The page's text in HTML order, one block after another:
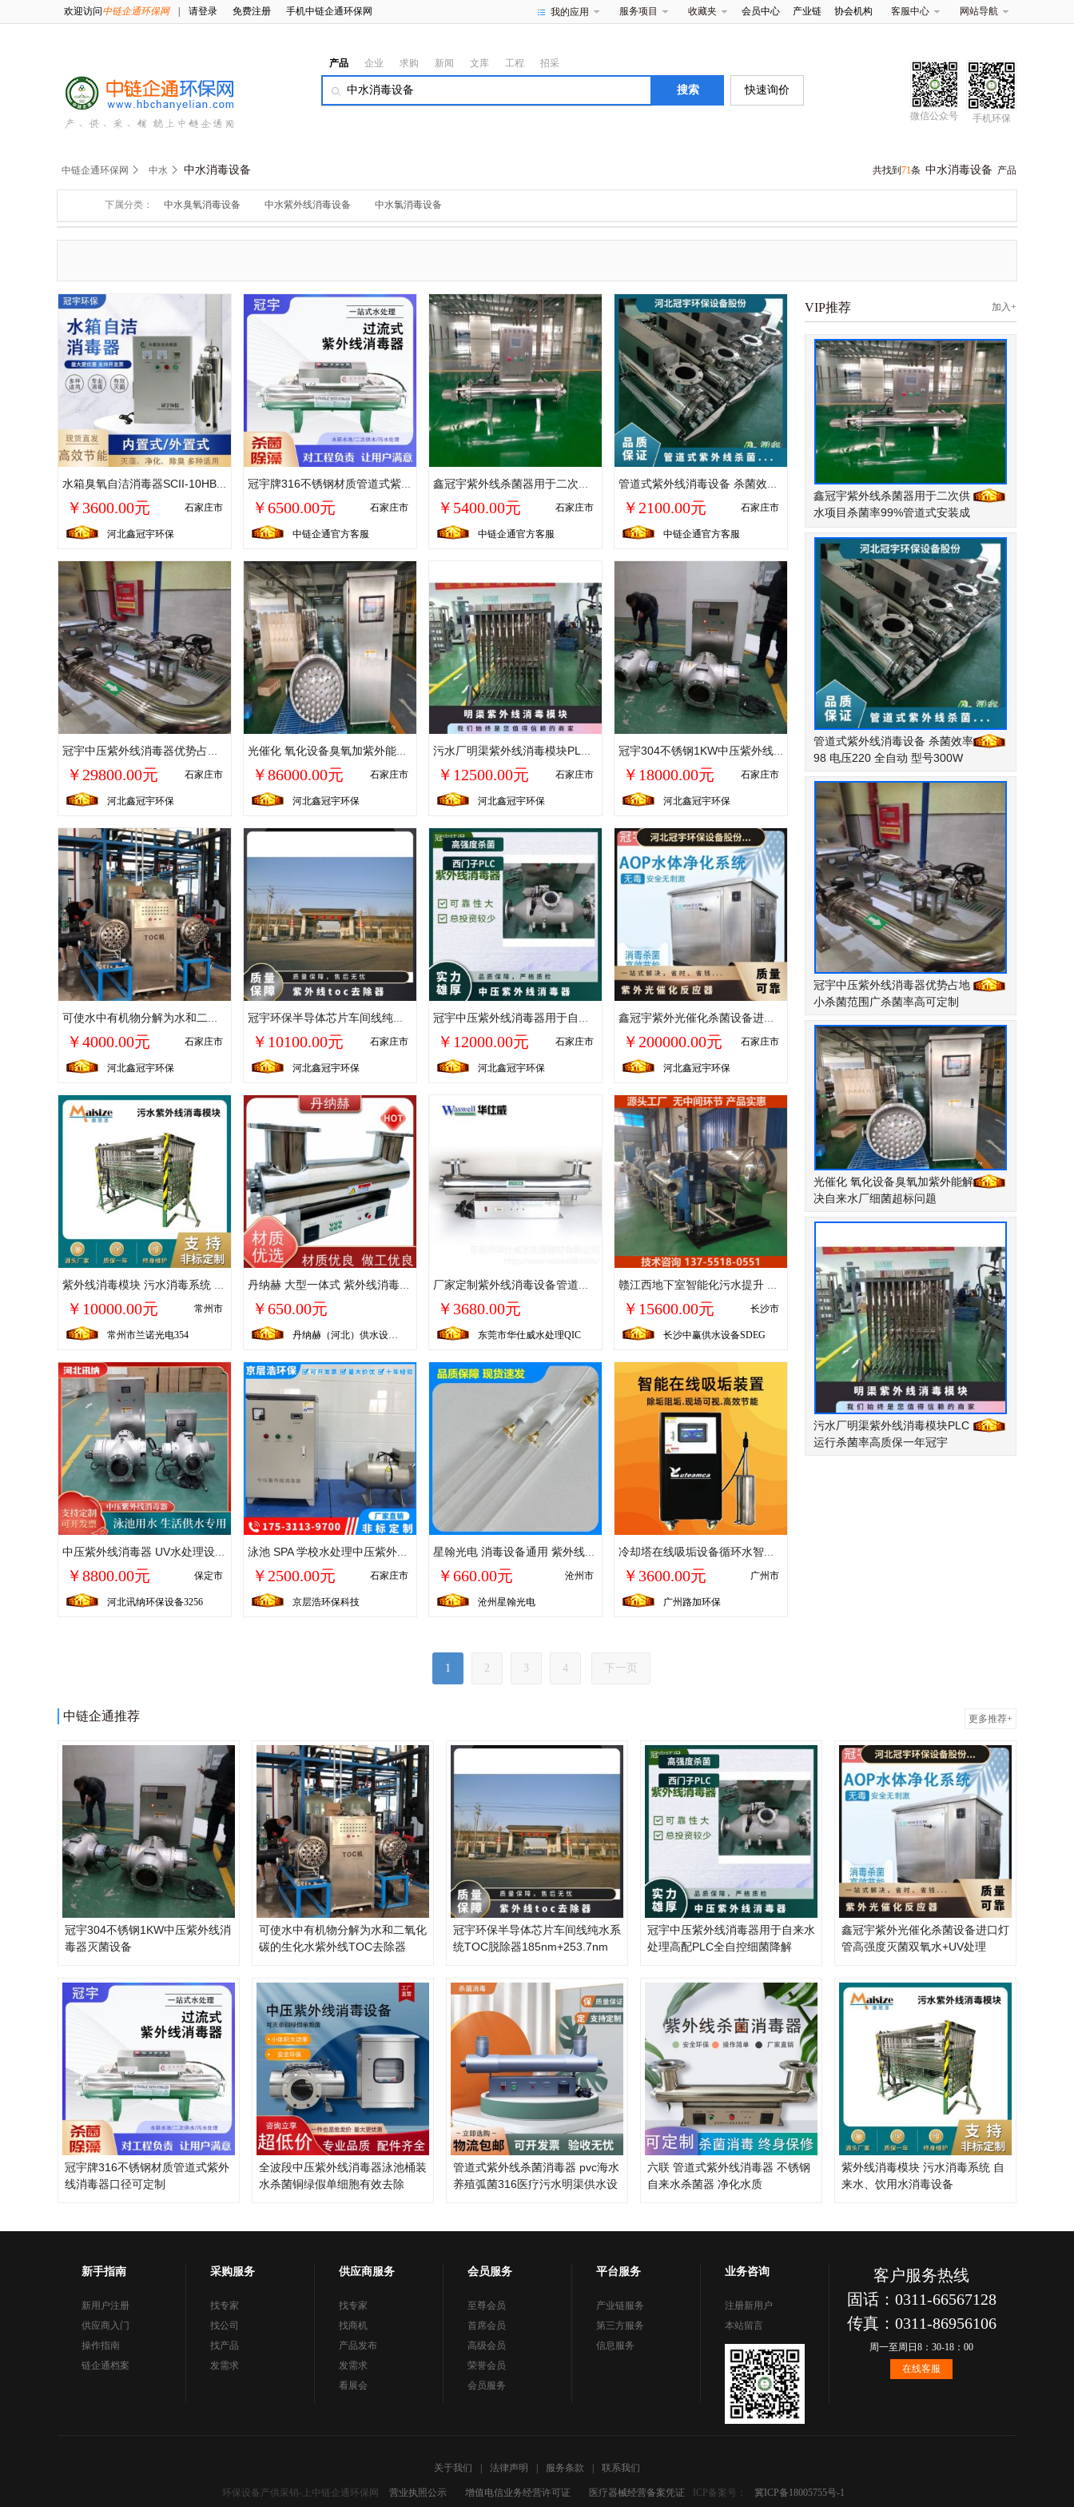
欢迎访问中链企通环保网 请登录 免费注册 手机中链企通环保网 我的应用 服务项目 收藏夹 会员中心 产业链 协会机构 客服中心 网站导航
产品 企业 求购 新闻 文库 工程 招采
快速询价
微信公众号 手机环保
中链企通环保网 中水 中水消毒设备 共找到 71条 中水消毒设备 产品
下属分类： 中水臭氧消毒设备 中水紫外线消毒设备 中水氯消毒设备
水箱臭氧自洁消毒器SCII-10HB型鑫冠宇外置式杀菌器DN25口径
￥3600.00元 石家庄市
河北鑫冠宇环保
冠宇牌316不锈钢材质管道式紫外线消毒器口径可定制
￥6500.00元 石家庄市
中链企通官方客服
鑫冠宇紫外线杀菌器用于二次供水项目杀菌率99%管道式安装成本低
￥5400.00元 石家庄市
中链企通官方客服
管道式紫外线消毒设备 杀菌效率98 电压220 全自动 型号300W
￥2100.00元 石家庄市
中链企通官方客服
冠宇中压紫外线消毒器优势占地小杀菌范围广杀菌率高可定制
￥29800.00元 石家庄市
河北鑫冠宇环保
光催化 氧化设备臭氧加紫外能解决自来水厂细菌超标问题
￥86000.00元 石家庄市
河北鑫冠宇环保
污水厂明渠紫外线消毒模块PLC运行杀菌率高质保一年冠宇
￥12500.00元 石家庄市
河北鑫冠宇环保
冠宇304不锈钢1KW中压紫外线消毒器灭菌设备
￥18000.00元 石家庄市
河北鑫冠宇环保
可使水中有机物分解为水和二氧化碳的生化水紫外线TOC去除器
￥4000.00元 石家庄市
河北鑫冠宇环保
冠宇环保半导体芯片车间线纯水系统TOC脱除器185nm+253.7nm
￥10100.00元 石家庄市
河北鑫冠宇环保
冠宇中压紫外线消毒器用于自来水处理高配PLC全自控细菌降解
￥12000.00元 石家庄市
河北鑫冠宇环保
鑫冠宇紫外光催化杀菌设备进口灯管高强度灭菌双氧水+UV处理
￥200000.00元 石家庄市
河北鑫冠宇环保
紫外线消毒模块 污水消毒系统 自来水、饮用水消毒设备
￥10000.00元 常州市
常州市兰诺光电354
丹纳赫 大型一体式 紫外线消毒器 二次供水直饮水 UVC1080
￥650.00元
丹纳赫（河北）供水设备ASD
厂家定制紫外线消毒设备管道式UV杀菌器 生产厂家
￥3680.00元
东莞市华仕威水处理QIC
赣江西地下室智能化污水提升 全自动无需操心高层供水系统
￥15600.00元 长沙市
长沙中赢供水设备SDEG
中压紫外线消毒器 UV水处理设备 泳池水除氯 二次供水杀菌 可按需定制
￥8800.00元 保定市
河北讯纳环保设备3256
泳池 SPA 学校水处理中压紫外线消毒器 多年经验 持久耐用
￥2500.00元 石家庄市
京层浩环保科技
星翰光电 消毒设备通用 紫外线固化灯 实体厂 家 支持定做
￥660.00元 沧州市
沧州星翰光电
冷却塔在线吸垢设备循环水智能在线吸垢装置 系统 电子吸垢除垢仪
￥3600.00元 广州市
广州路加环保
VIP推荐 加入+
鑫冠宇紫外线杀菌器用于二次供
水项目杀菌率99%管道式安装成
管道式紫外线消毒设备 杀菌效率
98 电压220 全自动 型号300W
冠宇中压紫外线消毒器优势占地
小杀菌范围广杀菌率高可定制
光催化 氧化设备臭氧加紫外能解
决自来水厂细菌超标问题
污水厂明渠紫外线消毒模块PLC
运行杀菌率高质保一年冠宇
1 2 3 4 下一页
中链企通推荐 更多推荐+
冠宇304不锈钢1KW中压紫外线消
毒器灭菌设备
可使水中有机物分解为水和二氧化
碳的生化水紫外线TOC去除器
冠宇环保半导体芯片车间线纯水系
统TOC脱除器185nm+253.7nm
冠宇中压紫外线消毒器用于自来水
处理高配PLC全自控细菌降解
鑫冠宇紫外光催化杀菌设备进口灯
管高强度灭菌双氧水+UV处理
冠宇牌316不锈钢材质管道式紫外
线消毒器口径可定制
全波段中压紫外线消毒器泳池桶装
水杀菌铜绿假单细胞有效去除
管道式紫外线杀菌消毒器 pvc海水
养殖弧菌316医疗污水明渠供水设
六联 管道式紫外线消毒器 不锈钢
自来水杀菌器 净化水质
紫外线消毒模块 污水消毒系统 自
来水、饮用水消毒设备
新手指南
新用户注册
供应商入门
操作指南
链企通档案
采购服务
找专家
找公司
找产品
发需求
供应商服务
找专家
找商机
产品发布
发需求
看展会
会员服务
至尊会员
首席会员
高级会员
荣誉会员
会员服务
平台服务
产业链服务
第三方服务
信息服务
业务咨询
注册新用户
本站留言
客户服务热线
固话：0311-66567128
传真：0311-86956106
周一至周日8：30-18：00
在线客服
关于我们 法律声明 服务条款 联系我们
环保设备产供采销-上中链企通环保网 营业执照公示 增值电信业务经营许可证 医疗器械经营备案凭证 ICP备案号： 冀ICP备18005755号-1